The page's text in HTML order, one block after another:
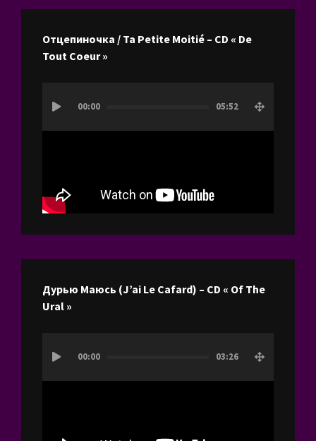
Отцепиночка / Ta Petite Moitié – CD « De
Tout Coeur »
vidéo
00:00 05:52
Дурью Маюсь (J’ai Le Cafard) – CD « Of The
Ural »
vidéo
00:00 03:26